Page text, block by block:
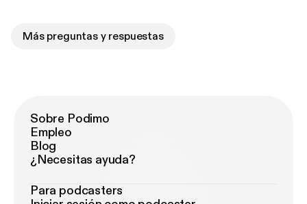
Más preguntas y respuestas
Sobre Podimo
Empleo
Blog
¿Necesitas ayuda?
Para podcasters